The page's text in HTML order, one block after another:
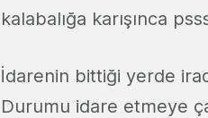
kalabalığa karışınca
İdarenin bittiği yerde
Durumu idare etmeye